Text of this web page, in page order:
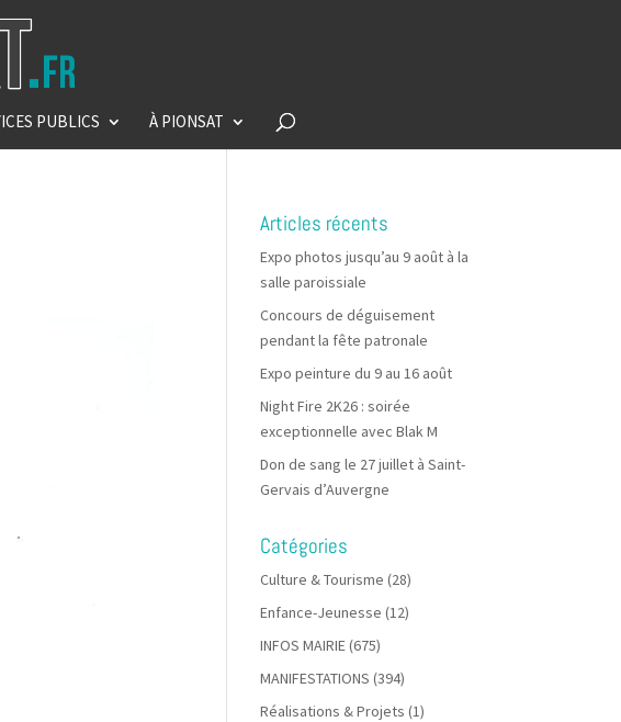
PUBLICS À PIONSAT
Articles récents
Expo photos jusqu’au 9 août à la
salle paroissiale
Concours de déguisement
pendant la fête patronale
Expo peinture du 9 au 16 août
Night Fire 2K26 : soirée
exceptionnelle avec Blak M
Don de sang le 27 juillet à Saint-
Gervais d’Auvergne
Catégories
Culture & Tourisme (28)
Enfance-Jeunesse (12)
INFOS MAIRIE(675)
MANIFESTATIONS (394)
Réalisations & Projets (1)